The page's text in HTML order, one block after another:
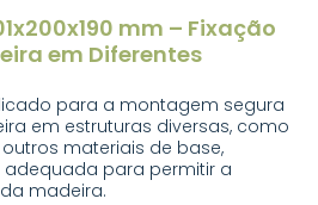
mm – Fixação
em Diferentes
para a montagem segura
em estruturas diversas, como
materiais de base,
para permitir a
madeira.